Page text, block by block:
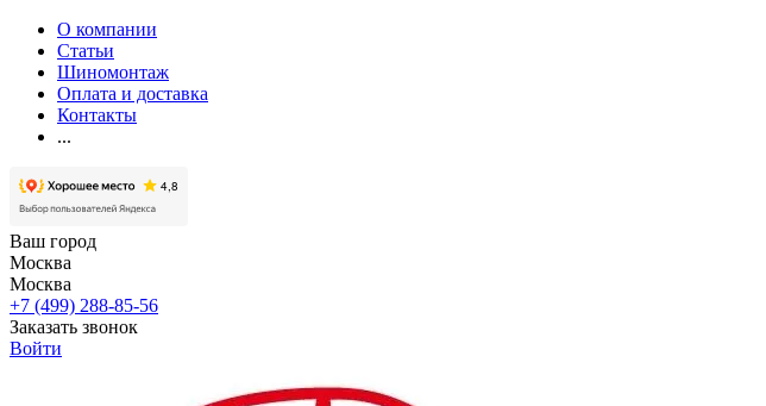
О компании
Статьи
Шиномонтаж
Оплата и доставка
Контакты
...
Ваш город
Москва
Москва
+7 (499) 288-85-56
Заказать звонок
Войти